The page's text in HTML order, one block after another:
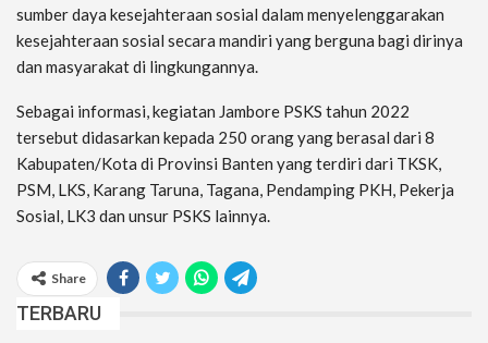
sumber daya kesejahteraan sosial dalam menyelenggarakan
kesejahteraan sosial secara mandiri yang berguna bagi dirinya
dan masyarakat di lingkungannya.
Sebagai informasi, kegiatan Jambore PSKS tahun 2022
tersebut didasarkan kepada 250 orang yang berasal dari 8
Kabupaten/Kota di Provinsi Banten yang terdiri dari TKSK,
PSM, LKS, Karang Taruna, Tagana, Pendamping PKH, Pekerja
Sosial, LK3 dan unsur PSKS lainnya.
Share
TERBARU